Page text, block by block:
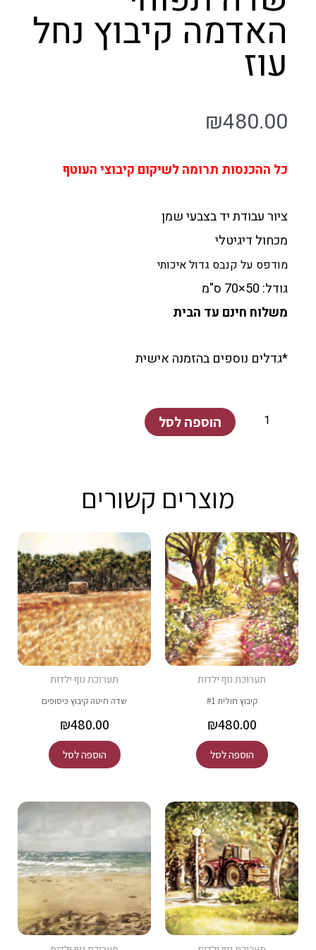
האדמה קיבוץ נחל
עוז
₪480.00
כל ההכנסות תרומה לשיקום קיבוצי העוטף
ציור עבודת יד בצבעי שמן
מכחול דיגיטלי
מודפס על קנבס גדול איכותי
גודל: 50×70 ס"מ
משלוח חינם עד הבית
*גדלים נוספים בהזמנה אישית
כמות
עוז
הוספה לסל
מוצרים קשורים
תערוכת נוף ילדות
קיבוץ חולית #1
₪480.00
הוספה לסל
תערוכת נוף ילדות
שדה חיטה קיבוץ כיסופים
₪480.00
הוספה לסל